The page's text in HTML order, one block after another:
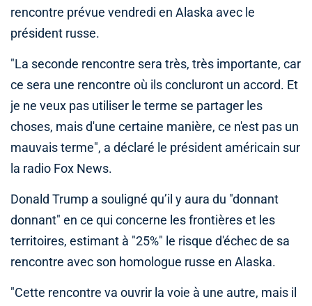
rencontre prévue vendredi en Alaska avec le
président russe.
"La seconde rencontre sera très, très importante, car
ce sera une rencontre où ils concluront un accord. Et
je ne veux pas utiliser le terme se partager les
choses, mais d'une certaine manière, ce n'est pas un
mauvais terme", a déclaré le président américain sur
la radio Fox News.
Donald Trump a souligné qu’il y aura du "donnant
donnant" en ce qui concerne les frontières et les
territoires, estimant à "25%" le risque d'échec de sa
rencontre avec son homologue russe en Alaska.
"Cette rencontre va ouvrir la voie à une autre, mais il